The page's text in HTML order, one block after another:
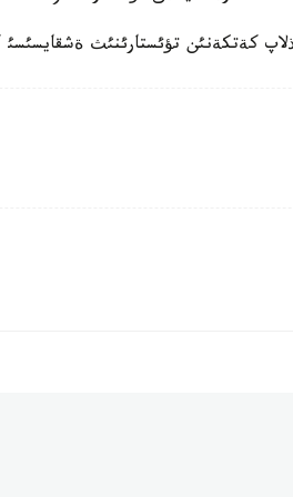
كةتكةنئن تؤئستارئنئث